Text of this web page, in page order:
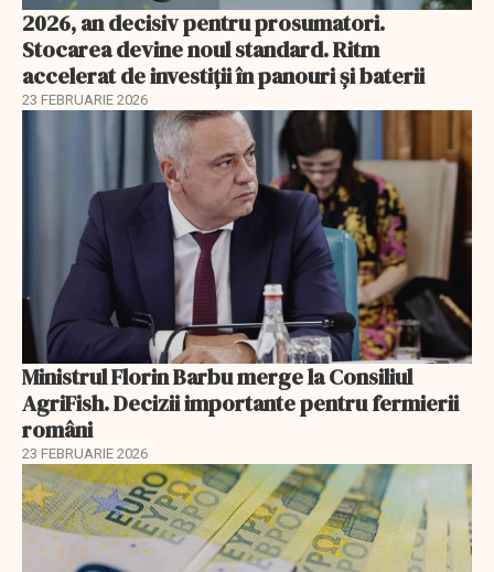
2026, an decisiv pentru prosumatori.
Stocarea devine noul standard. Ritm
accelerat de investiții în panouri și baterii
23 FEBRUARIE 2026
Ministrul Florin Barbu merge la Consiliul
AgriFish. Decizii importante pentru fermierii
români
23 FEBRUARIE 2026